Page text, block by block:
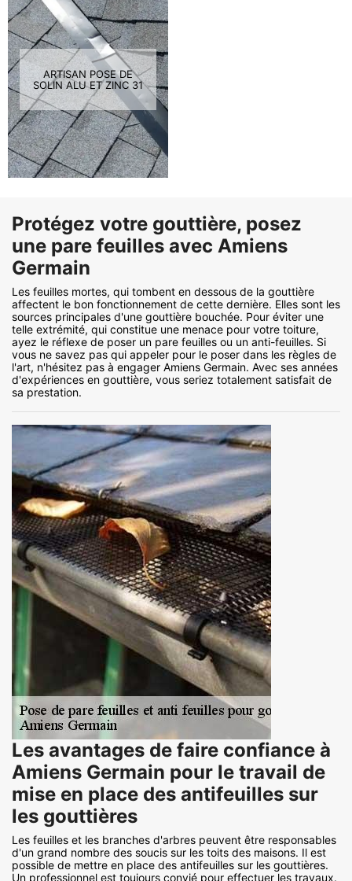
ARTISAN POSE DE
SOLIN ALU ET ZINC 31
Protégez votre gouttière, posez
une pare feuilles avec Amiens
Germain
Les feuilles mortes, qui tombent en dessous de la gouttière
affectent le bon fonctionnement de cette dernière. Elles sont les
sources principales d'une gouttière bouchée. Pour éviter une
telle extrémité, qui constitue une menace pour votre toiture,
ayez le réflexe de poser un pare feuilles ou un anti-feuilles. Si
vous ne savez pas qui appeler pour le poser dans les règles de
l'art, n'hésitez pas à engager Amiens Germain. Avec ses années
d'expériences en gouttière, vous seriez totalement satisfait de
sa prestation.
Les avantages de faire confiance à
Amiens Germain pour le travail de
mise en place des antifeuilles sur
les gouttières
Les feuilles et les branches d'arbres peuvent être responsables
d'un grand nombre des soucis sur les toits des maisons. Il est
possible de mettre en place des antifeuilles sur les gouttières.
Un professionnel est toujours convié pour effectuer les travaux.